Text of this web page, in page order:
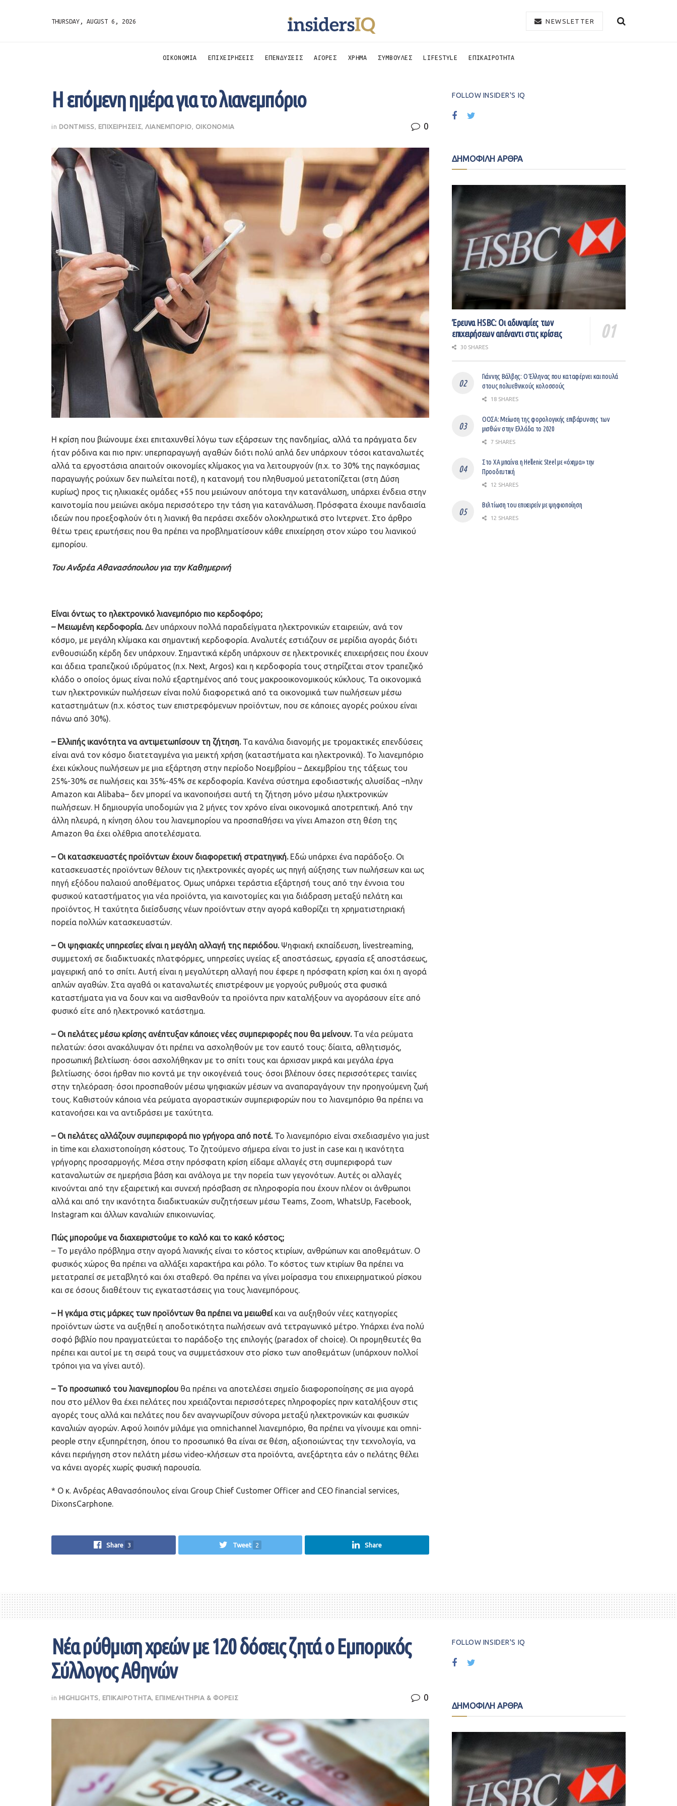
THURSDAY, AUGUST 6, 2026 NEWSLETTER
ΟΙΚΟΝΟΜΙΑ ΕΠΙΧΕΙΡΗΣΕΙΣ ΕΠΕΝΔΥΣΕΙΣ ΑΓΟΡΕΣ ΧΡΗΜΑ ΣΥΜΒΟΥΛΕΣ LIFESTYLE ΕΠΙΚΑΙΡΟΤΗΤΑ
Η επόμενη ημέρα για το λιανεμπόριο
in DONTMISS ΕΠΙΧΕΙΡΗΣΕΙΣ ΛΙΑΝΕΜΠΟΡΙΟ ΟΙΚΟΝΟΜΙΑ 0
Η κρίση που βιώνουμε έχει επιταχυνθεί λόγω των εξάρσεων της πανδημίας, αλλά τα πράγματα δεν
ήταν ρόδινα και πιο πριν: υπερπαραγωγή αγαθών διότι πολύ απλά δεν υπάρχουν τόσοι καταναλωτές
αλλά τα εργοστάσια απαιτούν οικονομίες κλίμακος για να λειτουργούν (π.χ. το 30% της παγκόσμιας
παραγωγής ρούχων δεν πωλείται ποτέ), η κατανομή του πληθυσμού μετατοπίζεται (στη Δύση
κυρίως) προς τις ηλικιακές ομάδες +55 που μειώνουν απότομα την κατανάλωση, υπάρχει ένδεια στην
καινοτομία που μειώνει ακόμα περισσότερο την τάση για κατανάλωση. Πρόσφατα έχουμε πανδαισία
ιδεών που προεξοφλούν ότι η λιανική θα περάσει σχεδόν ολοκληρωτικά στο Ιντερνετ. Στο άρθρο
θέτω τρεις ερωτήσεις που θα πρέπει να προβληματίσουν κάθε επιχείρηση στον χώρο του λιανικού
εμπορίου.
Του Ανδρέα Αθανασόπουλου για την Καθημερινή
Είναι όντως το ηλεκτρονικό λιανεμπόριο πιο κερδοφόρο;
– Μειωμένη κερδοφορία.Δεν υπάρχουν πολλά παραδείγματα ηλεκτρονικών εταιρειών, ανά τον
κόσμο, με μεγάλη κλίμακα και σημαντική κερδοφορία. Αναλυτές εστιάζουν σε μερίδια αγοράς διότι
ενθουσιώδη κέρδη δεν υπάρχουν. Σημαντικά κέρδη υπάρχουν σε ηλεκτρονικές επιχειρήσεις που έχουν
και άδεια τραπεζικού ιδρύματος (π.χ. Next, Argos) και η κερδοφορία τους στηρίζεται στον τραπεζικό
κλάδο ο οποίος όμως είναι πολύ εξαρτημένος από τους μακροοικονομικούς κύκλους. Τα οικονομικά
των ηλεκτρονικών πωλήσεων είναι πολύ διαφορετικά από τα οικονομικά των πωλήσεων μέσω
καταστημάτων (π.χ. κόστος των επιστρεφόμενων προϊόντων, που σε κάποιες αγορές ρούχου είναι
πάνω από 30%).
– Ελλιπής ικανότητα να αντιμετωπίσουν τη ζήτηση.Τα κανάλια διανομής με τρομακτικές επενδύσεις
είναι ανά τον κόσμο διατεταγμένα για μεικτή χρήση (καταστήματα και ηλεκτρονικά). Το λιανεμπόριο
έχει κύκλους πωλήσεων με μια εξάρτηση στην περίοδο Νοεμβρίου – Δεκεμβρίου της τάξεως του
25%-30% σε πωλήσεις και 35%-45% σε κερδοφορία. Κανένα σύστημα εφοδιαστικής αλυσίδας –πλην
Amazon και Alibaba– δεν μπορεί να ικανοποιήσει αυτή τη ζήτηση μόνο μέσω ηλεκτρονικών
πωλήσεων. Η δημιουργία υποδομών για 2 μήνες τον χρόνο είναι οικονομικά αποτρεπτική. Από την
άλλη πλευρά, η κίνηση όλου του λιανεμπορίου να προσπαθήσει να γίνει Αmazon στη θέση της
Αmazon θα έχει ολέθρια αποτελέσματα.
– Οι κατασκευαστές προϊόντων έχουν διαφορετική στρατηγική.Εδώ υπάρχει ένα παράδοξο. Οι
κατασκευαστές προϊόντων θέλουν τις ηλεκτρονικές αγορές ως πηγή αύξησης των πωλήσεων και ως
πηγή εξόδου παλαιού αποθέματος. Ομως υπάρχει τεράστια εξάρτησή τους από την έννοια του
φυσικού καταστήματος για νέα προϊόντα, για καινοτομίες και για διάδραση μεταξύ πελάτη και
προϊόντος. Η ταχύτητα διείσδυσης νέων προϊόντων στην αγορά καθορίζει τη χρηματιστηριακή
πορεία πολλών κατασκευαστών.
– Οι ψηφιακές υπηρεσίες είναι η μεγάλη αλλαγή της περιόδου.Ψηφιακή εκπαίδευση, livestreaming,
συμμετοχή σε διαδικτυακές πλατφόρμες, υπηρεσίες υγείας εξ αποστάσεως, εργασία εξ αποστάσεως,
μαγειρική από το σπίτι. Αυτή είναι η μεγαλύτερη αλλαγή που έφερε η πρόσφατη κρίση και όχι η αγορά
απλών αγαθών. Στα αγαθά οι καταναλωτές επιστρέφουν με γοργούς ρυθμούς στα φυσικά
καταστήματα για να δουν και να αισθανθούν τα προϊόντα πριν καταλήξουν να αγοράσουν είτε από
φυσικό είτε από ηλεκτρονικό κατάστημα.
– Οι πελάτες μέσω κρίσης ανέπτυξαν κάποιες νέες συμπεριφορές που θα μείνουν.Τα νέα ρεύματα
πελατών: όσοι ανακάλυψαν ότι πρέπει να ασχοληθούν με τον εαυτό τους: δίαιτα, αθλητισμός,
προσωπική βελτίωση· όσοι ασχολήθηκαν με το σπίτι τους και άρχισαν μικρά και μεγάλα έργα
βελτίωσης· όσοι ήρθαν πιο κοντά με την οικογένειά τους· όσοι βλέπουν όσες περισσότερες ταινίες
στην τηλεόραση· όσοι προσπαθούν μέσω ψηφιακών μέσων να αναπαραγάγουν την προηγούμενη ζωή
τους. Καθιστούν κάποια νέα ρεύματα αγοραστικών συμπεριφορών που το λιανεμπόριο θα πρέπει να
κατανοήσει και να αντιδράσει με ταχύτητα.
– Οι πελάτες αλλάζουν συμπεριφορά πιο γρήγορα από ποτέ.Το λιανεμπόριο είναι σχεδιασμένο για just
in time και ελαχιστοποίηση κόστους. Το ζητούμενο σήμερα είναι το just in case και η ικανότητα
γρήγορης προσαρμογής. Μέσα στην πρόσφατη κρίση είδαμε αλλαγές στη συμπεριφορά των
καταναλωτών σε ημερήσια βάση και ανάλογα με την πορεία των γεγονότων. Αυτές οι αλλαγές
κινούνται από την εξαιρετική και συνεχή πρόσβαση σε πληροφορία που έχουν πλέον οι άνθρωποι
αλλά και από την ικανότητα διαδικτυακών συζητήσεων μέσω Τeams, Zoom, WhatsUp, Facebook,
Instagram και άλλων καναλιών επικοινωνίας.
Πώς μπορούμε να διαχειριστούμε το καλό και το κακό κόστος;
– Το μεγάλο πρόβλημα στην αγορά λιανικής είναι το κόστος κτιρίων, ανθρώπων και αποθεμάτων. Ο
φυσικός χώρος θα πρέπει να αλλάξει χαρακτήρα και ρόλο. Το κόστος των κτιρίων θα πρέπει να
μετατραπεί σε μεταβλητό και όχι σταθερό. Θα πρέπει να γίνει μοίρασμα του επιχειρηματικού ρίσκου
και σε όσους διαθέτουν τις εγκαταστάσεις για τους λιανεμπόρους.
– Η γκάμα στις μάρκες των προϊόντων θα πρέπει να μειωθείκαι να αυξηθούν νέες κατηγορίες
προϊόντων ώστε να αυξηθεί η αποδοτικότητα πωλήσεων ανά τετραγωνικό μέτρο. Υπάρχει ένα πολύ
σοφό βιβλίο που πραγματεύεται το παράδοξο της επιλογής (paradox of choice). Οι προμηθευτές θα
πρέπει και αυτοί με τη σειρά τους να συμμετάσχουν στο ρίσκο των αποθεμάτων (υπάρχουν πολλοί
τρόποι για να γίνει αυτό).
– Το προσωπικό του λιανεμπορίου θα πρέπει να αποτελέσει σημείο διαφοροποίησης σε μια αγορά
που στο μέλλον θα έχει πελάτες που χρειάζονται περισσότερες πληροφορίες πριν καταλήξουν στις
αγορές τους αλλά και πελάτες που δεν αναγνωρίζουν σύνορα μεταξύ ηλεκτρονικών και φυσικών
καναλιών αγορών. Αφού λοιπόν μιλάμε για omnichannel λιανεμπόριο, θα πρέπει να γίνουμε και omni-
people στην εξυπηρέτηση, όπου το προσωπικό θα είναι σε θέση, αξιοποιώντας την τεχνολογία, να
κάνει περιήγηση στον πελάτη μέσω video-κλήσεων στα προϊόντα, ανεξάρτητα εάν ο πελάτης θέλει
να κάνει αγορές χωρίς φυσική παρουσία.
* Ο κ. Ανδρέας Αθανασόπουλος είναι Group Chief Customer Οfficer and CEO financial services,
DixonsCarphone.
Share 3 Tweet 2 Share
FOLLOW INSIDER'S IQ
ΔΗΜΟΦΙΛΗ ΑΡΘΡΑ
Έρευνα HSBC: Οι αδυναμίες των
επιχειρήσεων απέναντι στις κρίσεις
30 SHARES
Γιάννης Βάλβης: O Έλληνας που καταφέρνει και πουλά
στους πολυεθνικούς κολοσσούς
18 SHARES
ΟΟΣΑ: Μείωση της φορολογικής επιβάρυνσης των
μισθών στην Ελλάδα το 2020
7 SHARES
Στο ΧΑ μπαίνει η Hellenic Steel με «όχημα» την
Προοδευτική
12 SHARES
Βελτίωση του επιχειρείν με ψηφιοποίηση
12 SHARES
Νέα ρύθμιση χρεών με 120 δόσεις ζητά ο Εμπορικός
Σύλλογος Αθηνών
in HIGHLIGHTS ΕΠΙΚΑΙΡΟΤΗΤΑ ΕΠΙΜΕΛΗΤΗΡΙΑ & ΦΟΡΕΙΣ 0
FOLLOW INSIDER'S IQ
ΔΗΜΟΦΙΛΗ ΑΡΘΡΑ